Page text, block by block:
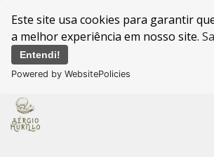
Este site usa cookies para garantir
a melhor experiência em nosso site.
Entendi!
Powered by WebsitePolicies